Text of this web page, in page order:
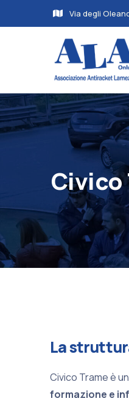
Via degli
Civico
La
Civico Trame è
formazione e